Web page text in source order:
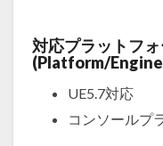
対応プラットフ
(Platform/
UE5.7対応
コンソールプ